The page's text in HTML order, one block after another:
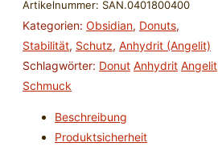
40
mm
rund
Menge
Artikelnummer: SAN.0401800400
Kategorien: Obsidian, Donuts,
Stabilität, Schutz, Anhydrit (Angelit)
Schlagwörter: Donut Anhydrit Angelit
Schmuck
Beschreibung
Produktsicherheit